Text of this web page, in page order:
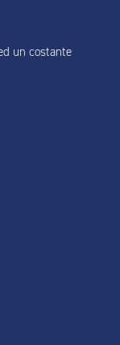
un costante